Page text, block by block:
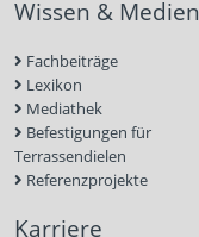
Wissen & Medien
Fachbeiträge
Lexikon
Mediathek
Befestigungen für
Terrassendielen
Referenzprojekte
Karriere